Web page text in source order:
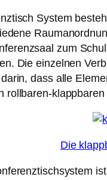
System
zum
Die einzelnen
dass alle
rollbaren-
Die